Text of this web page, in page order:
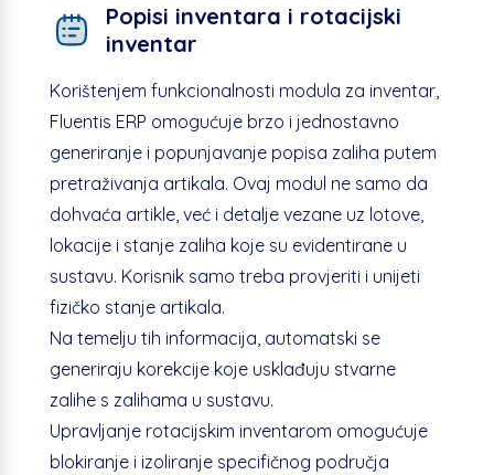
Popisi inventara i rotacijski
inventar
Korištenjem funkcionalnosti modula za inventar,
Fluentis ERP omogućuje brzo i jednostavno
generiranje i popunjavanje popisa zaliha putem
pretraživanja artikala. Ovaj modul ne samo da
dohvaća artikle, već i detalje vezane uz lotove,
lokacije i stanje zaliha koje su evidentirane u
sustavu. Korisnik samo treba provjeriti i unijeti
fizičko stanje artikala.
Na temelju tih informacija, automatski se
generiraju korekcije koje usklađuju stvarne
zalihe s zalihama u sustavu.
Upravljanje rotacijskim inventarom omogućuje
blokiranje i izoliranje specifičnog područja